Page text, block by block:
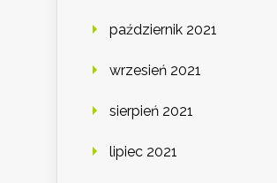
październik 2021
wrzesień 2021
sierpień 2021
lipiec 2021